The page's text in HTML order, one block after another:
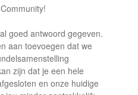
goed antwoord gegeven.
aan toevoegen dat we
zijn dat je een hele
en onze huidige